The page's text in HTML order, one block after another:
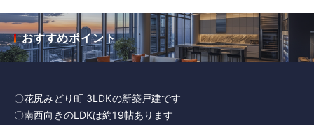
おすすめポイント
〇花尻みどり町 3LDKの新築戸建です
〇南西向きのLDKは約19帖あります